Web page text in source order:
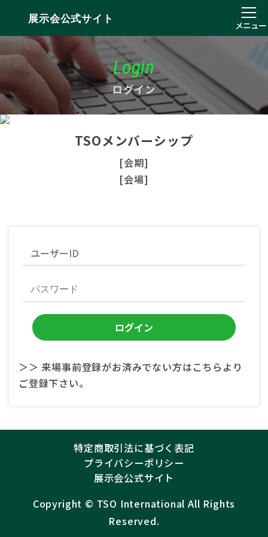
展示会公式サイト
メニュー
Login
ログイン
TSOメンバーシップ
[会期]
[会場]
＞＞ 来場事前登録がお済みでない方はこちらより
ご登録下さい。
特定商取引法に基づく表記
プライバシーポリシー
展示会公式サイト
Copyright ©︎ TSO International All Rights
Reserved.